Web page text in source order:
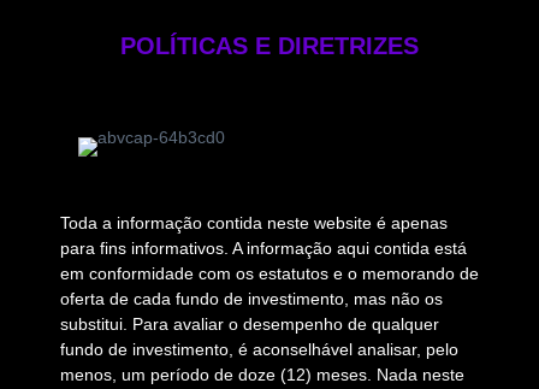
POLÍTICAS E DIRETRIZES
Toda a informação contida neste website é apenas
para fins informativos. A informação aqui contida está
em conformidade com os estatutos e o memorando de
oferta de cada fundo de investimento, mas não os
substitui. Para avaliar o desempenho de qualquer
fundo de investimento, é aconselhável analisar, pelo
menos, um período de doze (12) meses. Nada neste